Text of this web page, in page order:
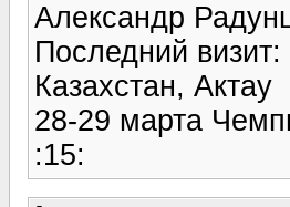
Александр
Последний визит:
Казахстан, Актау
28-29 марта
:15: